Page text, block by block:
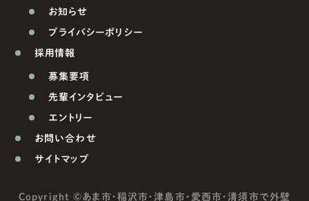
お知らせ
プライバシーポリシー
採用情報
募集要項
先輩インタビュー
エントリー
お問い合わせ
サイトマップ
Copyright ©あま市・稲沢市・津島市・愛西市・清須市で外壁